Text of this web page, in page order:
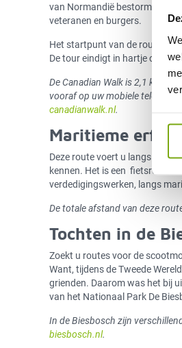
van Normandië bestormden
veteranen en burgers.
Het startpunt van de route is
De tour eindigt in hartje
De Canadian Walk is 2,1
vooraf op uw mobiele telefoon
canadianwalk.nl.
Maritieme
Deze route voert u langs 12
kennen. Het is een fietsroute
verdedigingswerken, langs
De totale afstand van deze
Tochten in de
Zoekt u routes voor de
Want, tijdens de Tweede
grienden. Daarom was het bij
van het Nationaal Park De
In de Biesbosch zijn
biesbosch.nl.